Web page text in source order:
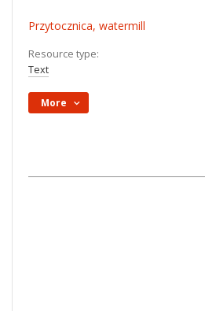
Przytocznica, watermill
Resource type:
Text
More